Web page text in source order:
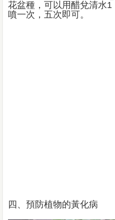
花盆種，可以用醋兌清水1
噴一次，五次即可。
四、預防植物的黃化病